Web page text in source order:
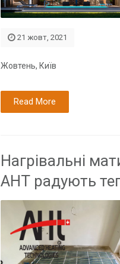
21 жовт, 2021
Жовтень, Київ
Read More
Нагрівальні
АНТ радують